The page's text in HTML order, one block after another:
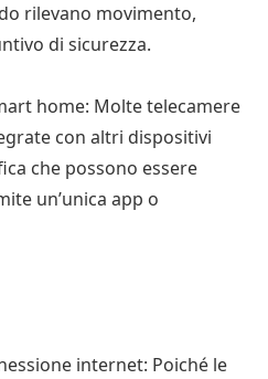
rilevano movimento,
di sicurezza.
home: Molte telecamere
con altri dispositivi
che possono essere
un’unica app o
internet: Poiché le